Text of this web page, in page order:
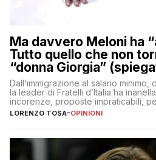
Ma davvero Meloni ha
Tutto quello che non
“donna Giorgia”
Dall’immigrazione al salario minimo,
la leader di Fratelli d’Italia ha
incorenze, proposte impraticabili,
nessuno – a destra come a sinistra
LORENZO TOSA-OPINIONI